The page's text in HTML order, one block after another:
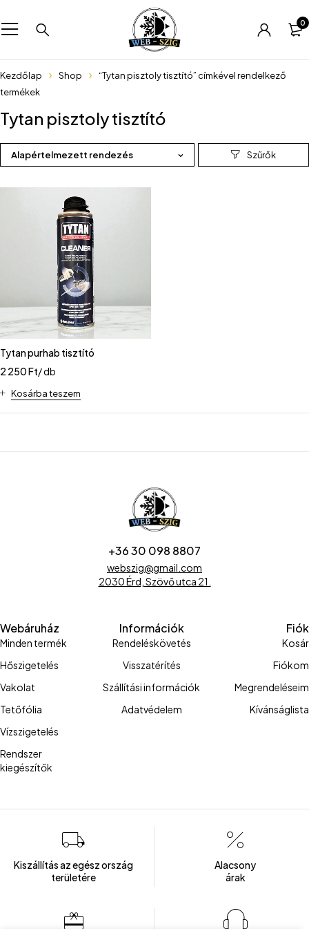
0
Kezdőlap Shop
“Tytan pisztoly tisztító” címkével rendelkező
termékek
Tytan pisztoly tisztító
Alapértelmezett rendezés
Tytan purhab tisztító
2 250Ft/ db
Kosárba teszem
+36 30 098 8807
webszig@gmail.com
2030 Érd, Szövő utca 21.
Webáruház
Minden termék
Hőszigetelés
Vakolat
Tetőfólia
Vízszigetelés
Rendszer
kiegészítők
Információk
Rendeléskövetés
Visszatérítés
Szállítási információk
Adatvédelem
Fiók
Kosár
Fiókom
Megrendeléseim
Kívánságlista
Kiszállítás az egész ország
területére
Alacsony
árak